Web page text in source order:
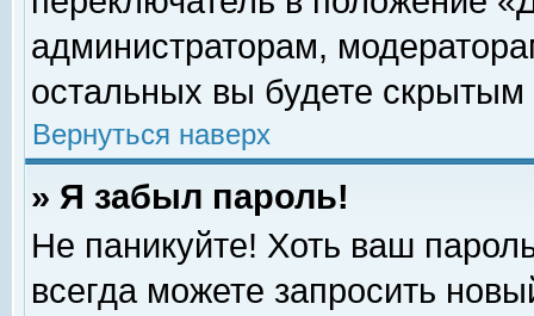
администраторам,
остальных вы будете скрытым
Вернуться наверх
» Я забыл пароль!
Не паникуйте! Хоть ваш
всегда можете запросить